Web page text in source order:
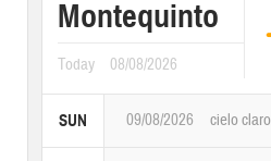
Montequinto
Today 08/08/2026
SUN 09/08/2026 cielo claro